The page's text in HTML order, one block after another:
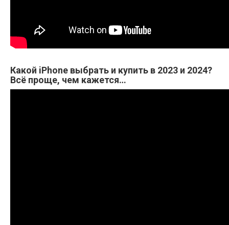
Какой iPhone выбрать и купить в 2023 и 2024?
Всё проще, чем кажется…